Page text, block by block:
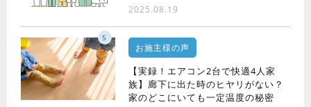
2025.08.19
5
お施主様の声
【実録！エアコン2台で快適4人家
族】廊下に出た時のヒヤリがない？
家のどこにいても一定温度の秘密